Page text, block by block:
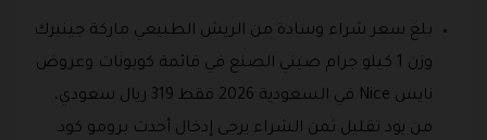
بلغ سعر شراء وسادة من الريش الطبيعي ماركة جينيرك
وزن 1 كيلو جرام صيني الصنع في قائمة كوبونات وعروض
نايس Nice في السعودية 2026 فقط 319 ريال سعودي،
من يود تقليل ثمن الشراء يرجى إدخال أحدث برومو كود